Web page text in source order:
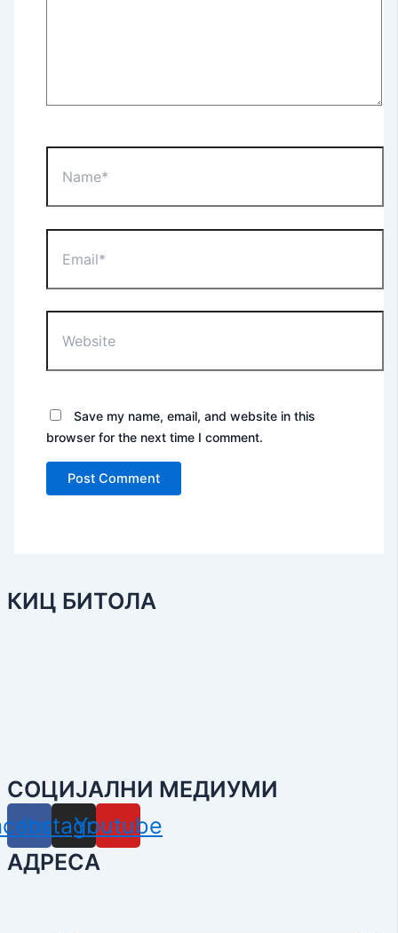
Save my name, email, and website in this
browser for the next time I comment.
КИЦ БИТОЛА
СОЦИЈАЛНИ МЕДИУМИ
Instagram
Youtube
АДРЕСА